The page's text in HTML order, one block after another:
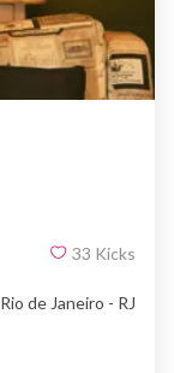
33 Kicks
Rio de Janeiro - RJ